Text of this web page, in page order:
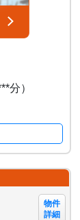
分）
物件
詳細